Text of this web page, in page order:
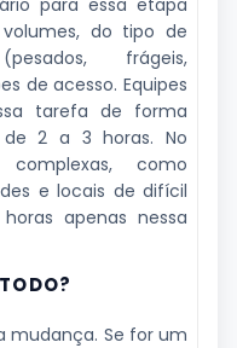
para essa etapa
do tipo de
frágeis,
de acesso. Equipes
tarefa de forma
2 a 3 horas. No
como
e locais de difícil
apenas nessa
mudança. Se for um